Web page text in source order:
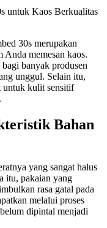
30s merupakan
Anda memesan kaos.
banyak produsen
unggul. Selain itu,
untuk kulit sensitif
Bahan
yang sangat halus
itu, pakaian yang
rasa gatal pada
melalui proses
dipintal menjadi